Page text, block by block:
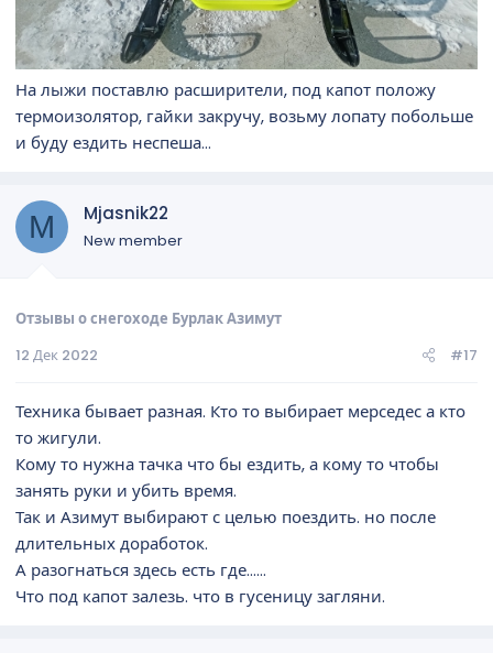
На лыжи поставлю расширители, под капот положу
термоизолятор, гайки закручу, возьму лопату побольше
и буду ездить неспеша...
M Mjasnik22
New member
Отзывы о снегоходе Бурлак Азимут
12 Дек 2022
#17
Техника бывает разная. Кто то выбирает мерседес а кто
то жигули.
Кому то нужна тачка что бы ездить, а кому то чтобы
занять руки и убить время.
Так и Азимут выбирают с целью поездить. но после
длительных доработок.
А разогнаться здесь есть где......
Что под капот залезь. что в гусеницу загляни.